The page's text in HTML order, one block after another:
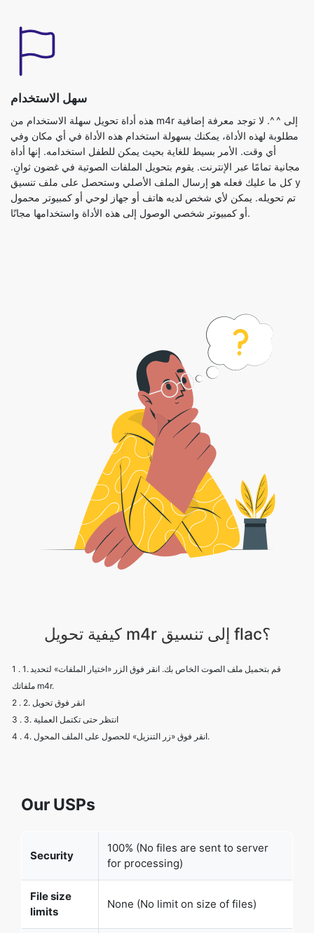
سهل الاستخدام
هذه أداة تحويل سهلة الاستخدام من m4r إلى ^ ^. لا توجد معرفة إضافية
مطلوبة لهذه الأداة، يمكنك بسهولة استخدام هذه الأداة في أي مكان وفي
أي وقت. الأمر بسيط للغاية بحيث يمكن للطفل استخدامه. إنها أداة
مجانية تمامًا عبر الإنترنت. يقوم بتحويل الملفات الصوتية في غضون ثوانٍ.
كل ما عليك فعله هو إرسال الملف الأصلي وستحصل على ملف تنسيق y
تم تحويله. يمكن لأي شخص لديه هاتف أو جهاز لوحي أو كمبيوتر محمول
أو كمبيوتر شخصي الوصول إلى هذه الأداة واستخدامها مجانًا.
كيفية تحويل m4r إلى تنسيق flac؟
1 . 1. قم بتحميل ملف الصوت الخاص بك. انقر فوق الزر «اختيار الملفات» لتحديد
ملفاتك m4r.
2 . 2. انقر فوق تحويل
3 . 3. انتظر حتى تكتمل العملية
4 . 4. انقر فوق «زر التنزيل» للحصول على الملف المحول.
Our USPs
Security
100% (No files are sent to server
for processing)
File size
limits
None (No limit on size of files)